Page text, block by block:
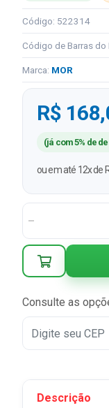
Código: 522314
Código de Barras
Marca: MOR
R$
(já com 5% de
ou em até 12x de
Consulte as
Descrição